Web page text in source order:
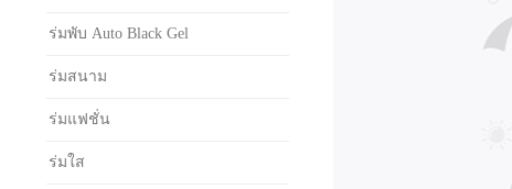
ร่มพับ Auto Black Gel
ร่มสนาม
ร่มแฟชั่น
ร่มใส